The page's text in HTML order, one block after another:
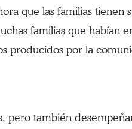
que las familias tienen
familias que habían
producidos por la
pero también